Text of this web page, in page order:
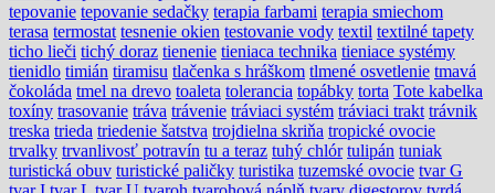
tepovanie tepovanie sedačky terapia farbami terapia smiechom
terasa termostat tesnenie okien testovanie vody textil textilné tapety
ticho lieči tichý doraz tienenie tieniaca technika tieniace systémy
tienidlo timián tiramisu tlačenka s hráškom tlmené osvetlenie tmavá
čokoláda tmel na drevo toaleta tolerancia topábky torta Tote kabelka
toxíny trasovanie tráva trávenie tráviaci systém tráviaci trakt trávnik
treska trieda triedenie šatstva trojdielna skriňa tropické ovocie
trvalky trvanlivosť potravín tu a teraz tuhý chlór tulipán tuniak
turistická obuv turistické paličky turistika tuzemské ovocie tvar G